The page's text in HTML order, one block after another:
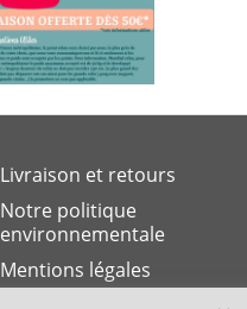
Livraison et retours
Notre politique
environnementale
Mentions légales